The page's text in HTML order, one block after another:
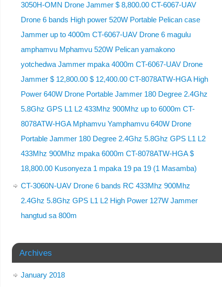
3050H-OMN Drone Jammer $ 8,800.00 CT-6067-UAV
Drone 6 bands High power 520W Portable Pelican case
Jammer up to 4000m CT-6067-UAV Drone 6 magulu
amphamvu Mphamvu 520W Pelican yamakono
yotchedwa Jammer mpaka 4000m CT-6067-UAV Drone
Jammer $ 12,800.00 $ 12,400.00 CT-8078ATW-HGA High
Power 640W Drone Portable Jammer 180 Degree 2.4Ghz
5.8Ghz GPS L1 L2 433Mhz 900Mhz up to 6000m CT-
8078ATW-HGA Mphamvu Yamphamvu 640W Drone
Portable Jammer 180 Degree 2.4Ghz 5.8Ghz GPS L1 L2
433Mhz 900Mhz mpaka 6000m CT-8078ATW-HGA $
18,800.00 Kusonyeza 1 mpaka 19 pa 19 (1 Masamba)
CT-3060N-UAV Drone 6 bands RC 433Mhz 900Mhz
2.4Ghz 5.8Ghz GPS L1 L2 High Power 127W Jammer
hangtud sa 800m
Archives
January 2018